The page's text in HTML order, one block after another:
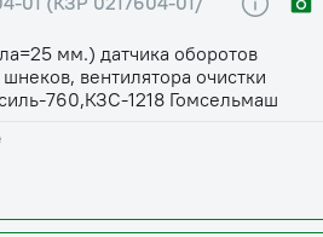
мм.) датчика оборотов
вентилятора очистки
760,КЗС-1218 Гомсельмаш